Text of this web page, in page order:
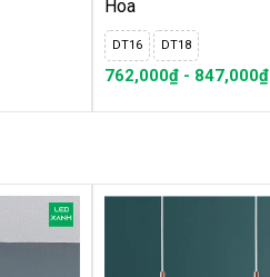
Hoa
DT16 DT18
762,000₫ - 847,000₫